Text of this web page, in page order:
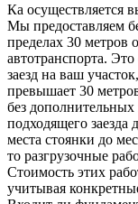
Ка осуществляется
Мы предоставляем
пределах 30 метров
автотранспорта.
заезд на ваш
превышает 30
без дополнительных
подходящего заезда
места стоянки до
то разгрузочные
Стоимость этих
учитывая